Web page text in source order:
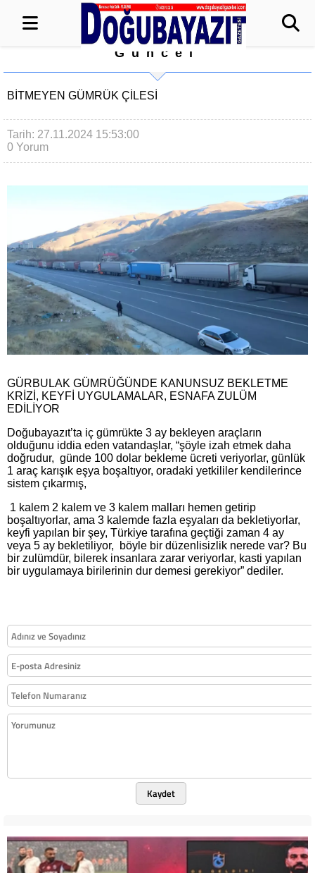
Güncel
BİTMEYEN GÜMRÜK ÇİLESİ
Tarih: 27.11.2024 15:53:00
0 Yorum
GÜRBULAK GÜMRÜĞÜNDE KANUNSUZ BEKLETME
KRİZİ, KEYFİ UYGULAMALAR, ESNAFA ZULÜM
EDİLİYOR
Doğubayazıt’ta iç gümrükte 3 ay bekleyen araçların
olduğunu iddia eden vatandaşlar, “şöyle izah etmek daha
doğrudur, günde 100 dolar bekleme ücreti veriyorlar, günlük
1 araç karışık eşya boşaltıyor, oradaki yetkililer kendilerince
sistem çıkarmış,
1 kalem 2 kalem ve 3 kalem malları hemen getirip
boşaltıyorlar, ama 3 kalemde fazla eşyaları da bekletiyorlar,
keyfi yapılan bir şey, Türkiye tarafına geçtiği zaman 4 ay
veya 5 ay bekletiliyor, böyle bir düzenlisizlik nerede var? Bu
bir zulümdür, bilerek insanlara zarar veriyorlar, kasti yapılan
bir uygulamaya birilerinin dur demesi gerekiyor” dediler.
Kaydet